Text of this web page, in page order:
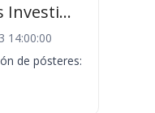
Investi...
14:00:00
de pósteres: